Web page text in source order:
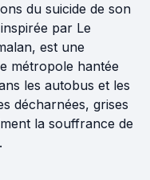
du suicide de son
par Le
est une
métropole hantée
les autobus et les
décharnées, grises
la souffrance de